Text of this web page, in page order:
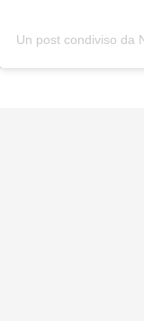
Un post condiviso da